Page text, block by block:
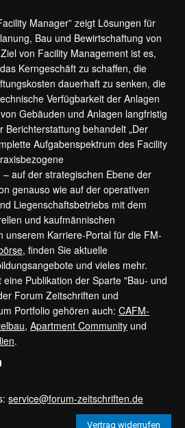
Manager” zeigt Lösungen für
Bau und Bewirtschaftung von
von Facility Management ist es,
Kerngeschäft zu schaffen, die
dauerhaft zu senken, die
Verfügbarkeit der Anlagen
Gebäuden und Anlagen langfristig
Berichterstattung behandelt „Der
Aufgabenspektrum des Facility
auf der strategischen Ebene der
genauso wie auf der operativen
Liegenschaftsbetriebs mit dem
und kaufmännischen
unserem Karriere-Portal für die FM-
, finden Sie aktuelle
und vieles mehr.
eine Publikation der Sparte "Bau- und
Forum Zeitschriften und
Portfolio gehören auch: CAFM-
, Apartment Community und
.
service@forum-zeitschriften.de
Vertrag widerrufen